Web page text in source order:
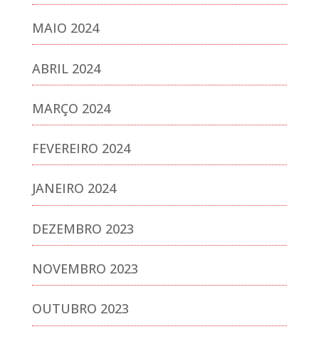
MAIO 2024
ABRIL 2024
MARÇO 2024
FEVEREIRO 2024
JANEIRO 2024
DEZEMBRO 2023
NOVEMBRO 2023
OUTUBRO 2023